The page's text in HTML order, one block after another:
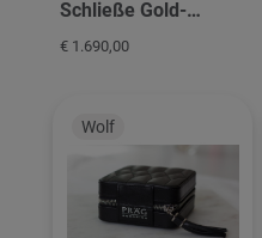
Schließe Gold-
750/Diamanten
€ 1.690,00
Wolf